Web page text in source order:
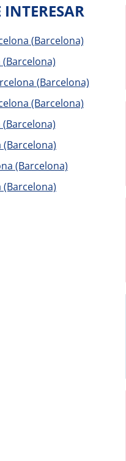
(Barcelona)
(Barcelona)
(Barcelona)
(Barcelona)
(Barcelona)